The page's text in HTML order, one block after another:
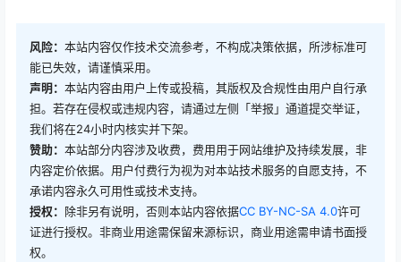
风险： 本站内容仅作技术交流参考，不构成决策依据，所涉标准可
能已失效，请谨慎采用。
声明： 本站内容由用户上传或投稿，其版权及合规性由用户自行承
担。若存在侵权或违规内容，请通过左侧「举报」通道提交举证，
我们将在24小时内核实并下架。
赞助： 本站部分内容涉及收费，费用用于网站维护及持续发展，非
内容定价依据。用户付费行为视为对本站技术服务的自愿支持，不
承诺内容永久可用性或技术支持。
授权： 除非另有说明，否则本站内容依据CC BY-NC-SA 4.0许可
证进行授权。非商业用途需保留来源标识，商业用途需申请书面授
权。